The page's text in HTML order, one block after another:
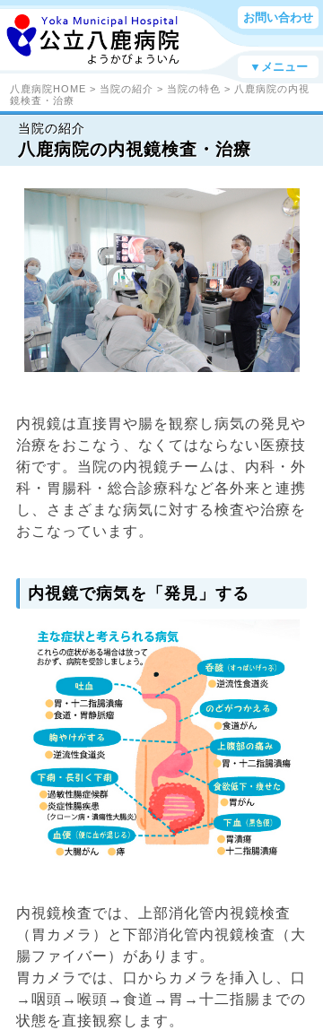
お問い合わせ
▼メニュー
八鹿病院HOME > 当院の紹介 > 当院の特色 > 八鹿病院の内視
鏡検査・治療
当院の紹介
八鹿病院の内視鏡検査・治療
内視鏡は直接胃や腸を観察し病気の発見や
治療をおこなう、なくてはならない医療技
術です。当院の内視鏡チームは、内科・外
科・胃腸科・総合診療科など各外来と連携
し、さまざまな病気に対する検査や治療を
おこなっています。
内視鏡で病気を「発見」する
内視鏡検査では、上部消化管内視鏡検査
（胃カメラ）と下部消化管内視鏡検査（大
腸ファイバー）があります。
胃カメラでは、口からカメラを挿入し、口
→咽頭→喉頭→食道→胃→十二指腸までの
状態を直接観察します。